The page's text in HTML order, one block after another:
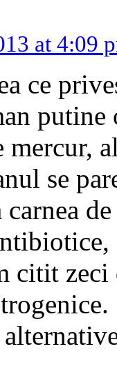
at 4:09
ce
mercur,
se
citit zeci